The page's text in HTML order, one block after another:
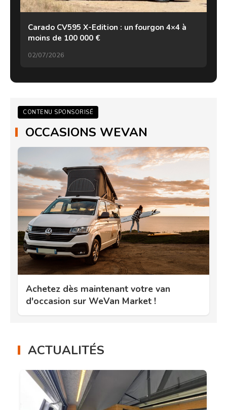
Carado CV595 X-Edition : un fourgon 4×4 à
moins de 100 000 €
02/07/2026
CONTENU SPONSORISÉ
OCCASIONS WEVAN
Achetez dès maintenant votre van
d'occasion sur WeVan Market !
ACTUALITÉS